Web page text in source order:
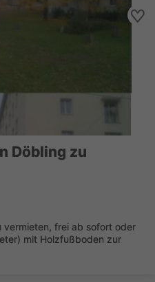
Döbling zu
vermieten, frei ab sofort oder
mit Holzfußboden zur